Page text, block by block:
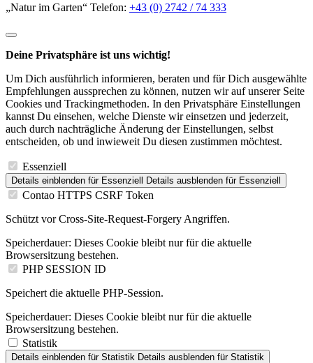
„Natur im Garten“ Telefon: +43 (0) 2742 / 74 333
Deine Privatsphäre ist uns wichtig!
Um Dich ausführlich informieren, beraten und für Dich ausgewählte
Empfehlungen aussprechen zu können, nutzen wir auf unserer Seite
Cookies und Trackingmethoden. In den Privatsphäre Einstellungen
kannst Du einsehen, welche Dienste wir einsetzen und jederzeit,
auch durch nachträgliche Änderung der Einstellungen, selbst
entscheiden, ob und inwieweit Du diesen zustimmen möchtest.
Essenziell
Details einblenden für Essenziell Details ausblenden für Essenziell
Contao HTTPS CSRF Token
Schützt vor Cross-Site-Request-Forgery Angriffen.
Speicherdauer: Dieses Cookie bleibt nur für die aktuelle
Browsersitzung bestehen.
PHP SESSION ID
Speichert die aktuelle PHP-Session.
Speicherdauer: Dieses Cookie bleibt nur für die aktuelle
Browsersitzung bestehen.
Statistik
Details einblenden für Statistik Details ausblenden für Statistik